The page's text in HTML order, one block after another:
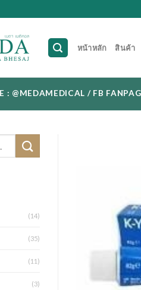
หน้าหลัก สินค้า
: @MEDAMEDICAL / FB
(14)
(35)
(11)
(3)